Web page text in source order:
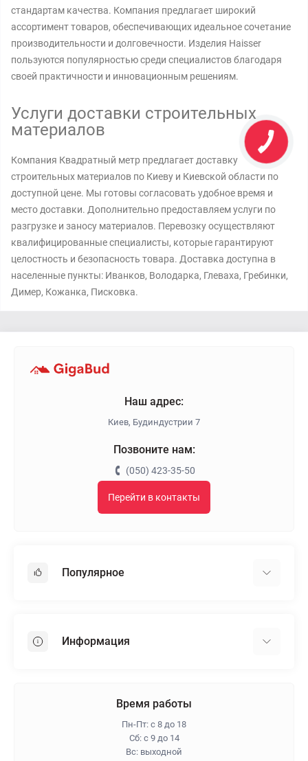
стандартам качества. Компания предлагает широкий
ассортимент товаров, обеспечивающих идеальное сочетание
производительности и долговечности. Изделия Haisser
пользуются популярностью среди специалистов благодаря
своей практичности и инновационным решениям.
Услуги доставки строительных
материалов
Компания Квадратный метр предлагает доставку
строительных материалов по Киеву и Киевской области по
доступной цене. Мы готовы согласовать удобное время и
место доставки. Дополнительно предоставляем услуги по
разгрузке и заносу материалов. Перевозку осуществляют
квалифицированные специалисты, которые гарантируют
целостность и безопасность товара. Доставка доступна в
населенные пункты: Иванков, Володарка, Глеваха, Гребинки,
Димер, Кожанка, Писковка.
Наш адрес:
Киев, Будиндустрии 7
Позвоните нам:
(050) 423-35-50
Перейти в контакты
Популярное
Пенопласт
Информация
Время работы
Пн-Пт: с 8 до 18
Сб: с 9 до 14
Вс: выходной